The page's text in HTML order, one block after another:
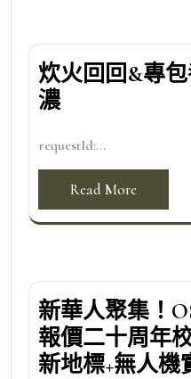
炊火回回&專包
濃
requestId:...
Read More
新華人聚集！
報價二十周年
新地標+無人機